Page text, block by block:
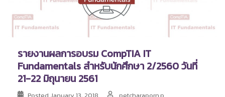
รายงานผลการอบรม CompTIA IT
Fundamentals สำหรับนักศึกษา 2/2560 วันที่
21-22 มิถุนายน 2561